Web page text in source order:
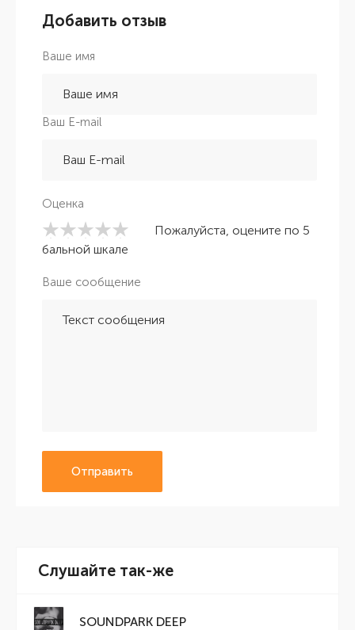
Добавить отзыв
Ваше имя
Ваш E-mail
Оценка
Пожалуйста, оцените по 5
бальной шкале
Ваше сообщение
Отправить
Слушайте так-же
SOUNDPARK DEEP